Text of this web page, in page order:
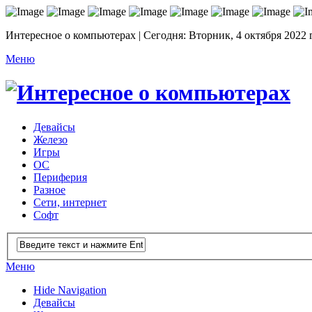
Интересное о компьютерах | Сегодня: Вторник, 4 октября 2022
Меню
Девайсы
Железо
Игры
ОС
Периферия
Разное
Сети, интернет
Софт
Меню
Hide Navigation
Девайсы